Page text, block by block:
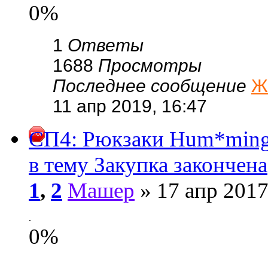
0%
1 Ответы
1688 Просмотры
Последнее сообщение
11 апр 2019, 16:47
СП4: Рюкзаки
в тему Закупка закончена
1, 2 Машер » 17 апр
.
0%